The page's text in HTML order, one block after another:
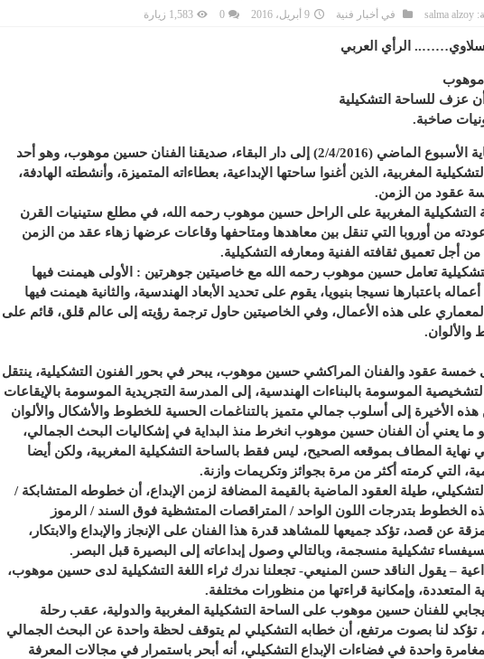
salma alzoy في أخبار فنية 9 أبريل، 2016 0 1,583 زيارة
الرأي العربي
موهوب
عزف للساحة التشكيلية
صاخبة.
ودعنا خلال نهاية الأسبوع الماضي (2/4/2016) إلى دار البقاء، صديقنا الفنان حسين موهوب، وهو أحد
المغربية، الذين أغنوا ساحتها الإبداعية، بعطاءاته المتميزة، وأنشطته الهادفة،
عقود من الزمن.
التشكيلية المغربية على الراحل حسين موهوب رحمه الله، في مطلع ستينيات القرن
من أوروبا التي تنقل بين معاهدها ومتاحفها وقاعات عرضها زهاء عقد من الزمن
تعامل حسين موهوب رحمه الله مع خاصيتين جوهرتين : الأولى هيمنت فيها
باعتبارها نسيجا بنيويا، يقوم على تحديد الأبعاد الهندسية، والثانية هيمنت فيها
المعماري على هذه الأعمال، وفي الخاصيتين حاول ترجمة رؤيته إلى عالم قلق، قائم على
والألوان.
عقود والفنان المراكشي حسين موهوب، يبحر في بحور الفنون التشكيلية، ينتقل
الموسومة بالبناءات الهندسية، إلى المدرسة التجريدية الموسومة بالإيقاعات
هذه الأخيرة إلى أسلوب جمالي متميز بالتناغمات الحسية للخطوط والأشكال والألوان
ما يعني أن الفنان حسين موهوب انخرط منذ البداية في إشكاليات البحث الجمالي،
نهاية المطاف بموقعه الصحيح، ليس فقط بالساحة التشكيلية المغربية، ولكن أيضا
التي كرمته أكثر من مرة بجوائز وتكريمات وازنة.
طيلة العقود الماضية بالقيمة المضافة لزمن الإبداع، أن خطوطه المتشابكة /
الخطوط بتدرجات اللون الواحد / المتراقصات المتشظية فوق السند / الرموز
عن قصد، تؤكد جميعها للمشاهد قدرة هذا الفنان على الإنجاز والإبداع والابتكار،
تشكيلية منسجمة، وبالتالي وصول إبداعاته إلى البصيرة قبل البصر.
– يقول الناقد حسن المنيعي- تجعلنا ندرك ثراء اللغة التشكيلية لدى حسين موهوب،
المتعددة، وإمكانية قراءتها من منظورات مختلفة.
للفنان حسين موهوب على الساحة التشكيلية المغربية والدولية، عقب رحلة
تؤكد لنا بصوت مرتفع، أن خطابه التشكيلي لم يتوقف لحظة واحدة عن البحث الجمالي
واحدة في فضاءات الإبداع التشكيلي، أنه أبحر باستمرار في مجالات المعرفة